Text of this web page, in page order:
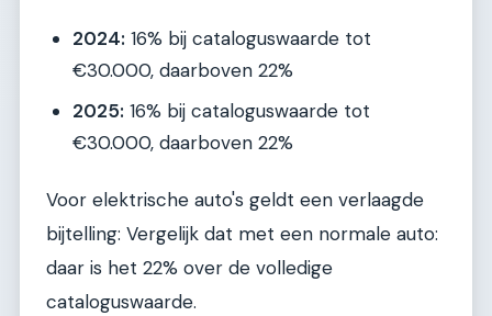
2024: 16% bij cataloguswaarde tot
€30.000, daarboven 22%
2025: 16% bij cataloguswaarde tot
€30.000, daarboven 22%
Voor elektrische auto's geldt een verlaagde
bijtelling: Vergelijk dat met een normale auto:
daar is het 22% over de volledige
cataloguswaarde.